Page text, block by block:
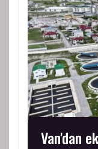
Van'dan